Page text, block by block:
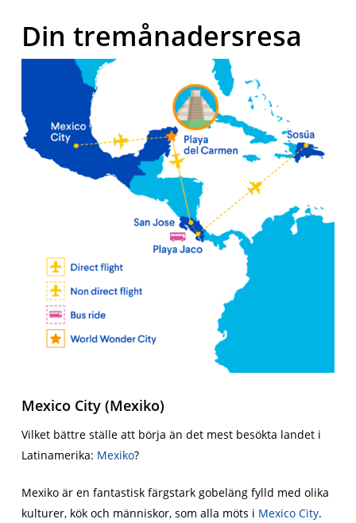
Din tremånadersresa
Mexico City (Mexiko)
Vilket bättre ställe att börja än det mest besökta landet i
Latinamerika: Mexiko?
Mexiko är en fantastisk färgstark gobeläng fylld med olika
kulturer, kök och människor, som alla möts i Mexico City.